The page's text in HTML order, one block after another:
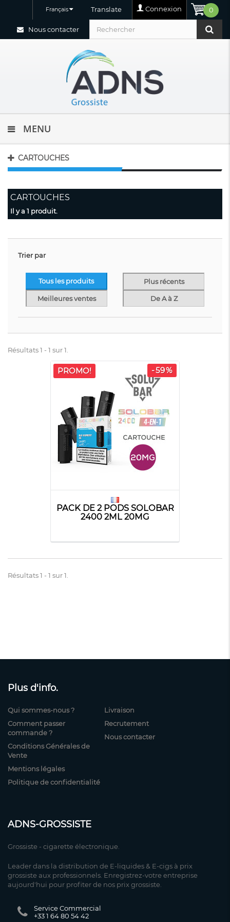
0
Connexion
Translate
Français
Nous contacter
MENU
CARTOUCHES
CARTOUCHES
Il y a 1 produit.
Trier par
Tous les produits Plus récents
Meilleures ventes De A à Z
Résultats 1 - 1 sur 1.
PROMO! -59%
PACK DE 2 PODS SOLOBAR
2400 2ML 20MG
Résultats 1 - 1 sur 1.
Plus d'info.
Qui sommes-nous ?
Comment passer
commande ?
Conditions Générales de
Vente
Mentions légales
Politique de confidentialité
Livraison
Recrutement
Nous contacter
ADNS-GROSSISTE
Grossiste - cigarette électronique.
Leader dans la distribution de E-liquides & E-cigs à prix
grossiste aux professionnels. Enregistrez-votre entreprise
aujourd'hui pour profiter de nos prix grossiste.
Service Commercial
+33 1 64 80 54 42